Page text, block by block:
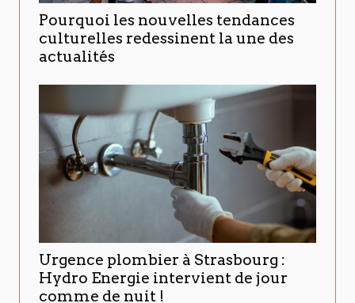
Pourquoi les nouvelles tendances
culturelles redessinent la une des
actualités
Urgence plombier à Strasbourg :
Hydro Energie intervient de jour
comme de nuit !